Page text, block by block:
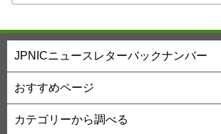
JPNICニュースレターバックナンバー
おすすめページ
カテゴリーから調べる